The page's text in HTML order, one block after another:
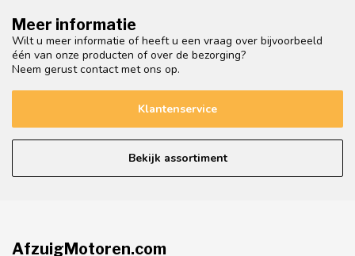
Meer informatie
Wilt u meer informatie of heeft u een vraag over bijvoorbeeld
één van onze producten of over de bezorging?
Neem gerust contact met ons op.
Klantenservice
Bekijk assortiment
AfzuigMotoren.com